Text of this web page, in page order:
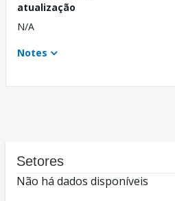
atualização
N/A
Notes
Setores
Não há dados disponíveis